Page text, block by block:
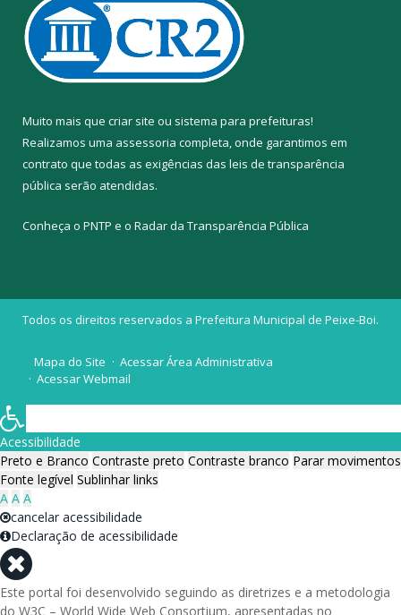
Muito mais que criar site ou sistema para prefeituras!
Realizamos uma assessoria completa, onde garantimos em
contrato que todas as exigências das leis de transparência
pública serão atendidas.
Conheça o PNTP e o Radar da Transparência Pública
Todos os direitos reservados a Prefeitura Municipal de Peixe-Boi.
Mapa do Site
Acessar Área Administrativa
Acessar Webmail
Acessibilidade
Preto e Branco Contraste preto Contraste branco Parar movimentos
Fonte legível Sublinhar links
A A A
cancelar acessibilidade
Declaração de acessibilidade
Este portal foi desenvolvido seguindo as diretrizes e a metodologia
do W3C – World Wide Web Consortium, apresentadas no